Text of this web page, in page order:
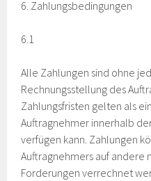
6. Zahlungsbedingungen
6.1
Alle Zahlungen sind ohne
Rechnungsstellung des
Zahlungsfristen gelten als
Auftragnehmer innerhalb
verfügen kann. Zahlungen
Auftragnehmers auf andere
Forderungen verrechnet